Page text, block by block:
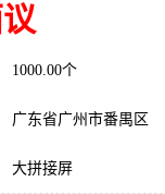
1000.00个
广东省广州市番禺区
大拼接屏